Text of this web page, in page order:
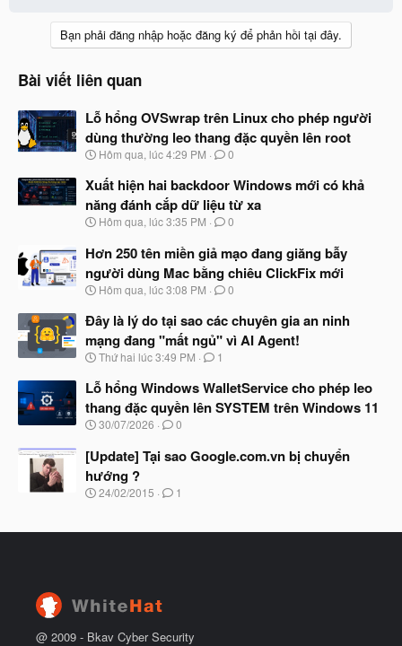
Bạn phải đăng nhập hoặc đăng ký để phản hồi tại đây.
Bài viết liên quan
Lỗ hổng OVSwrap trên Linux cho phép người
dùng thường leo thang đặc quyền lên root
N
à
b
ắ
đ
ầ
u
Hôm qua, lúc 4:29 PM 0
Xuất hiện hai backdoor Windows mới có khả
năng đánh cắp dữ liệu từ xa
N
à
y
b
ắ
đ
ầ
u
Hôm qua, lúc 3:35 PM 0
Hơn 250 tên miền giả mạo đang giăng bẫy
người dùng Mac bằng chiêu ClickFix mới
N
à
b
ắ
đ
ầ
u
Hôm qua, lúc 3:08 PM 0
Đây là lý do tại sao các chuyên gia an ninh
mạng đang "mất ngủ" vì AI Agent!
N
à
b
ắ
đ
ầ
u
Thứ hai lúc 3:49 PM 1
Lỗ hổng Windows WalletService cho phép leo
thang đặc quyền lên SYSTEM trên Windows 11
N
à
y
b
ắ
30/07/2026 0
[Update] Tại sao Google.com.vn bị chuyển
hướng ?
N
y
ầ
24/02/2015 1
@ 2009 - Bkav Cyber Security